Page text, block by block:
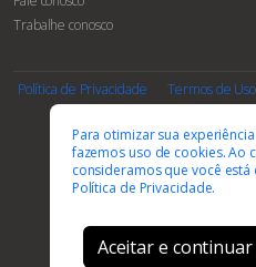
Trabalhe conosco
Política de Privacidade Termos de Uso
PARCEIROS
© 2026 FEBRASGO.
Para otimizar sua
fazemos uso de cookies. Ao
consideramos que você
Política de Privacidade.
Aceitar e